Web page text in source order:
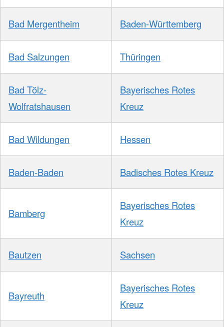
Bad Mergentheim Baden-Württemberg
Bad Salzungen Thüringen
Bad Tölz-
Wolfratshausen
Bayerisches Rotes
Kreuz
Bad Wildungen Hessen
Baden-Baden Badisches Rotes Kreuz
Bamberg
Bayerisches Rotes
Kreuz
Bautzen Sachsen
Bayreuth
Bayerisches Rotes
Kreuz